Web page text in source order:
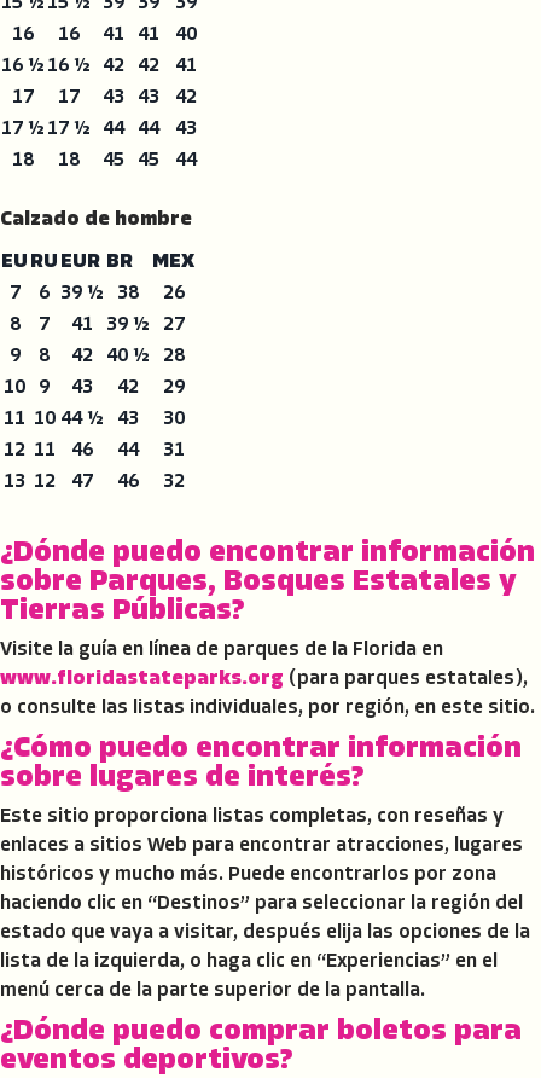
15 ½ 15 ½ 39 39
39
16
16 41 41
40
16 ½ 16 ½ 42 42
41
17
17 43 43
42
17 ½ 17 ½ 44 44
43
18
18 45 45 44
Calzado de hombre
EU RU EUR BR
MEX
7
6 39 ½ 38
26
8
7 41 39 ½
27
9
8 42 40 ½
28
10
9 43 42
29
11 10 44 ½ 43
30
12 11 46 44
31
13 12 47 46 32
¿Dónde puedo encontrar información
sobre Parques, Bosques Estatales y
Tierras Públicas?
Visite la guía en línea de parques de la Florida en
www.floridastateparks.org (para parques estatales),
o consulte las listas individuales, por región, en este sitio.
¿Cómo puedo encontrar información
sobre lugares de interés?
Este sitio proporciona listas completas, con reseñas y
enlaces a sitios Web para encontrar atracciones, lugares
históricos y mucho más. Puede encontrarlos por zona
haciendo clic en “Destinos” para seleccionar la región del
estado que vaya a visitar, después elija las opciones de la
lista de la izquierda, o haga clic en “Experiencias” en el
menú cerca de la parte superior de la pantalla.
¿Dónde puedo comprar boletos para
eventos deportivos?